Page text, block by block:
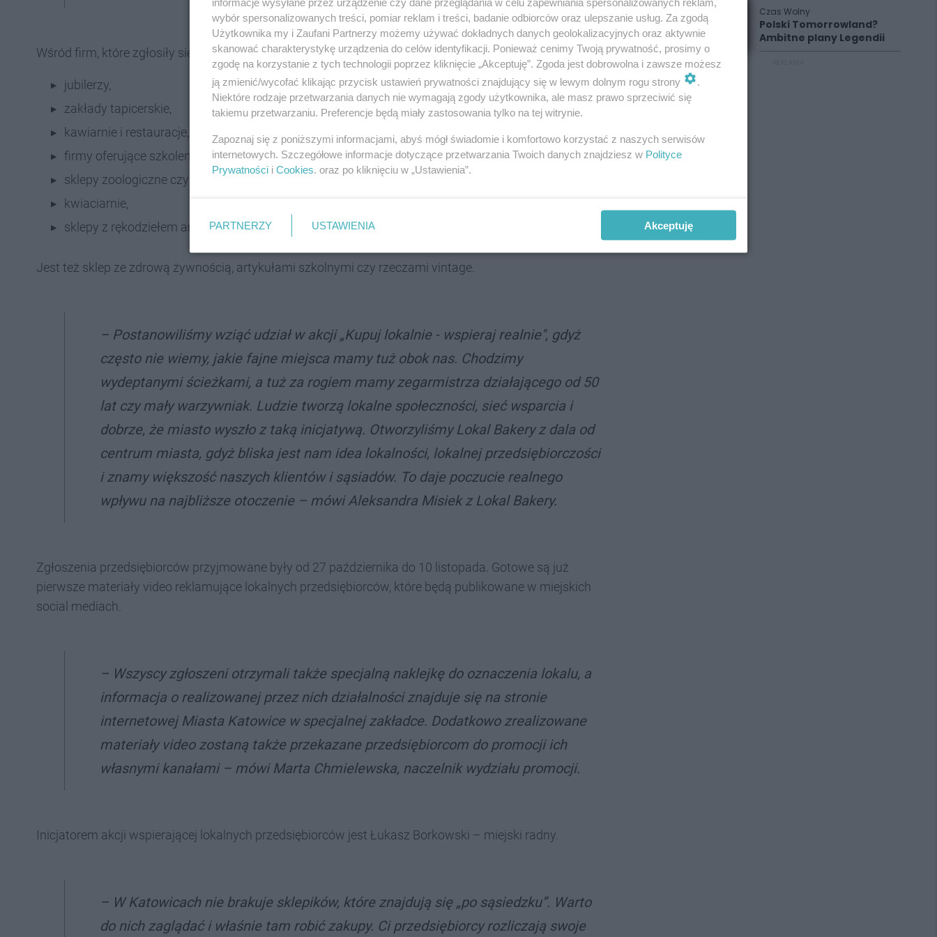
Wśród firm, które zgłosiły się do akcji są:
jubilerzy,
zakłady tapicerskie,
kawiarnie i restauracje,
firmy oferujące szkolenia i coaching,
sklepy zoologiczne czy salony groomerskie,
kwiaciarnie,
sklepy z rękodziełem artystycznym, artykułami imprezowymi czy wyrobami cukierniczymi.
Jest też sklep ze zdrową żywnością, artykułami szkolnymi czy rzeczami vintage.
– Postanowiliśmy wziąć udział w akcji „Kupuj lokalnie - wspieraj realnie", gdyż
często nie wiemy, jakie fajne miejsca mamy tuż obok nas. Chodzimy
wydeptanymi ścieżkami, a tuż za rogiem mamy zegarmistrza działającego od 50
lat czy mały warzywniak. Ludzie tworzą lokalne społeczności, sieć wsparcia i
dobrze, że miasto wyszło z taką inicjatywą. Otworzyliśmy Lokal Bakery z dala od
centrum miasta, gdyż bliska jest nam idea lokalności, lokalnej przedsiębiorczości
i znamy większość naszych klientów i sąsiadów. To daje poczucie realnego
wpływu na najbliższe otoczenie– mówi Aleksandra Misiek z Lokal Bakery.
Zgłoszenia przedsiębiorców przyjmowane były od 27 października do 10 listopada. Gotowe są już
pierwsze materiały video reklamujące lokalnych przedsiębiorców, które będą publikowane w miejskich
social mediach.
– Wszyscy zgłoszeni otrzymali także specjalną naklejkę do oznaczenia lokalu, a
informacja o realizowanej przez nich działalności znajduje się na stronie
internetowej Miasta Katowice w specjalnej zakładce. Dodatkowo zrealizowane
materiały video zostaną także przekazane przedsiębiorcom do promocji ich
własnymi kanałami– mówi Marta Chmielewska, naczelnik wydziału promocji.
Inicjatorem akcji wspierającej lokalnych przedsiębiorców jest Łukasz Borkowski – miejski radny.
– W Katowicach nie brakuje sklepików, które znajdują się „po sąsiedzku”. Warto
do nich zaglądać i właśnie tam robić zakupy. Ci przedsiębiorcy rozliczają swoje
Czas Wolny
Polski Tomorrowland?
Ambitne plany Legendii
wybór spersonalizowanych treści, pomiar reklam i treści, badanie odbiorców oraz ulepszanie usług. Za zgodą
Użytkownika my i Zaufani Partnerzy możemy używać dokładnych danych geolokalizacyjnych oraz aktywnie
skanować charakterystykę urządzenia do celów identyfikacji. Ponieważ cenimy Twoją prywatność, prosimy o
zgodę na korzystanie z tych technologii poprzez kliknięcie „Akceptuję”. Zgoda jest dobrowolna i zawsze możesz
ją zmienić/wycofać klikając przycisk ustawień prywatności znajdujący się w lewym dolnym rogu strony
.
Niektóre rodzaje przetwarzania danych nie wymagają zgody użytkownika, ale masz prawo sprzeciwić się
takiemu przetwarzaniu. Preferencje będą miały zastosowania tylko na tej witrynie.
Zapoznaj się z poniższymi informacjami, abyś mógł świadomie i komfortowo korzystać z naszych serwisów
internetowych. Szczegółowe informacje dotyczące przetwarzania Twoich danych znajdziesz w Polityce
Prywatności i Cookies. oraz po kliknięciu w „Ustawienia”.
PARTNERZY USTAWIENIA Akceptuję